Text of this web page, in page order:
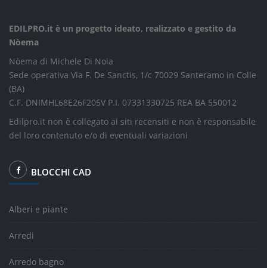
EDILPRO.it è un progetto ideato, realizzato e gestito da
Nòema
Nòema di Michele Di Noia
Sede operativa Via F. De Sanctis, 1/c 70029 Santeramo in Colle
(BA)
C.F. DNIMHL68E26F205V P.I. 07331330725 REA BA 550012
Edilpro.it non è collegato ai siti recensiti e non è responsabile
del loro contenuto e/o di eventuali variazioni
BLOCCHI CAD
Alberi e piante
Arredi
Arredo bagno